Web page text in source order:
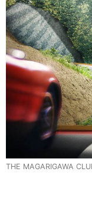
THE MAGARIGAWA